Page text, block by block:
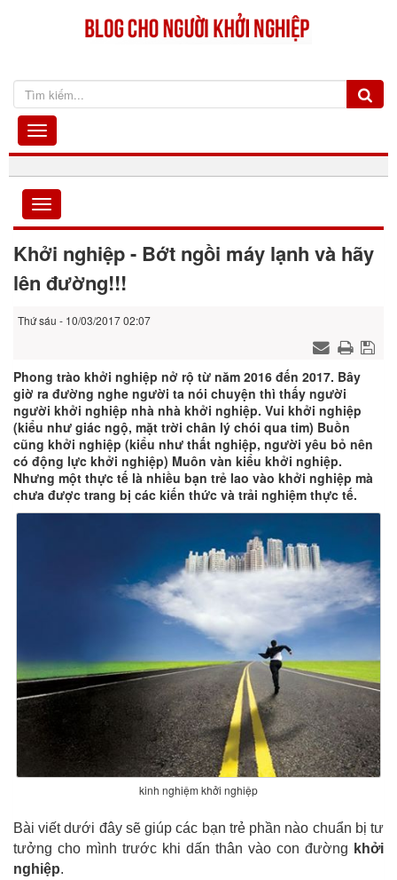
Khởi nghiệp - Bớt ngồi máy lạnh và hãy
lên đường!!!
Thứ sáu - 10/03/2017 02:07
Phong trào khởi nghiệp nở rộ từ năm 2016 đến 2017. Bây
giờ ra đường nghe người ta nói chuyện thì thấy người
người khởi nghiệp nhà nhà khởi nghiệp. Vui khởi nghiệp
(kiểu như giác ngộ, mặt trời chân lý chói qua tim) Buồn
cũng khởi nghiệp (kiểu như thất nghiệp, người yêu bỏ nên
có động lực khởi nghiệp) Muôn vàn kiểu khởi nghiệp.
Nhưng một thực tế là nhiều bạn trẻ lao vào khởi nghiệp mà
chưa được trang bị các kiến thức và trải nghiệm thực tế.
kinh nghiệm khởi nghiệp
Bài viết dưới đây sẽ giúp các bạn trẻ phần nào chuẩn bị tư
tưởng cho mình trước khi dấn thân vào con đường khởi
nghiệp.